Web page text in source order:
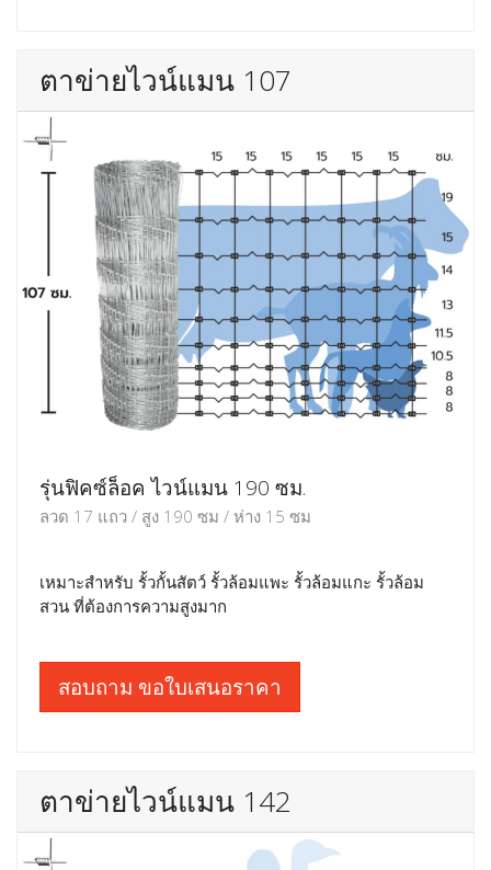
ตาข่ายไวน์แมน 107
รุ่นฟิคซ์ล็อค ไวน์แมน 190 ซม.
ลวด 17 แถว / สูง 190 ซม / ห่าง 15 ซม
เหมาะสำหรับ รั้วกั้นสัตว์ รั้วล้อมแพะ รั้วล้อมแกะ รั้วล้อม
สวน ที่ต้องการความสูงมาก
สอบถาม ขอใบเสนอราคา
ตาข่ายไวน์แมน 142